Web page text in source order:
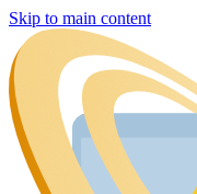
Skip to main content